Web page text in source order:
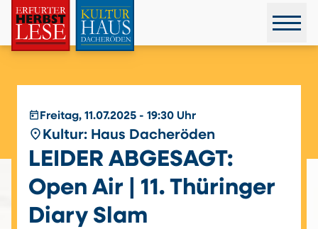
today Freitag, 11.07.2025 - 19:30 Uhr
place Kultur: Haus Dacheröden
LEIDER ABGESAGT:
Open Air | 11. Thüringer
Diary Slam